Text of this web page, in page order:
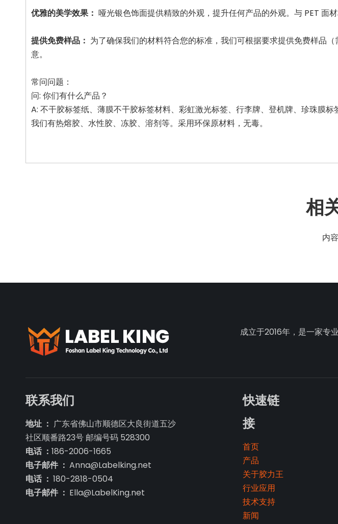
优雅的美学效果： 哑光银色饰面提供精致的外观，提升任何产品的外观。与 PET 面
提供免费样品： 为了确保我们的材料符合您的标准，我们可根据要求提供免费样品
意。
常问问题：
问: 你们有什么产品？
A: 不干胶标签纸、薄膜不干胶标签材料、彩虹激光标签、行李牌、登机牌、珍珠膜
我们有热熔胶、水性胶、冻胶、溶剂等。采用环保原材料，无毒。
相
内
成立于2016年，是一家专
联系我们
地址 ： 广东省佛山市顺德区大良街道五沙
社区顺番路23号 邮编号码 528300
电话 ： 186-2006-1665
电子邮件 ： Anna@Labelking.net
电话 ： 180-2818-0504
电子邮件 ： Ella@LabelKing.net
快速链
接
首页
产品
关于胶力王
行业应用
技术支持
新闻